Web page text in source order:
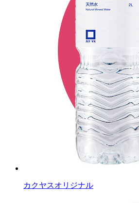
カクヤスオリジナル